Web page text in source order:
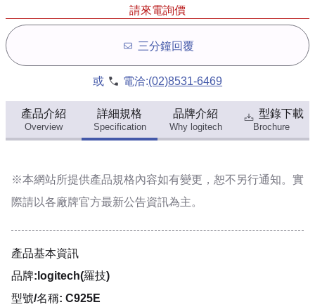
請來電詢價
三分鐘回覆
或 電洽:(02)8531-6469
產品介紹
Overview
詳細規格
Specification
品牌介紹
Why logitech
型錄下載
Brochure
※本網站所提供產品規格內容如有變更，恕不另行通知。實
際請以各廠牌官方最新公告資訊為主。
產品基本資訊
品牌:logitech(羅技)
型號/名稱: C925E